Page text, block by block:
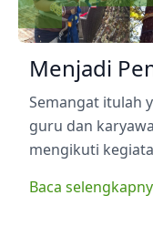
Menjadi
Semangat itulah
guru dan
mengikuti
Baca